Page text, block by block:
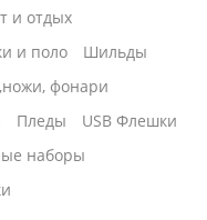
и отдых
и поло
Шильды
фонари
Пледы
USB Флешки
наборы